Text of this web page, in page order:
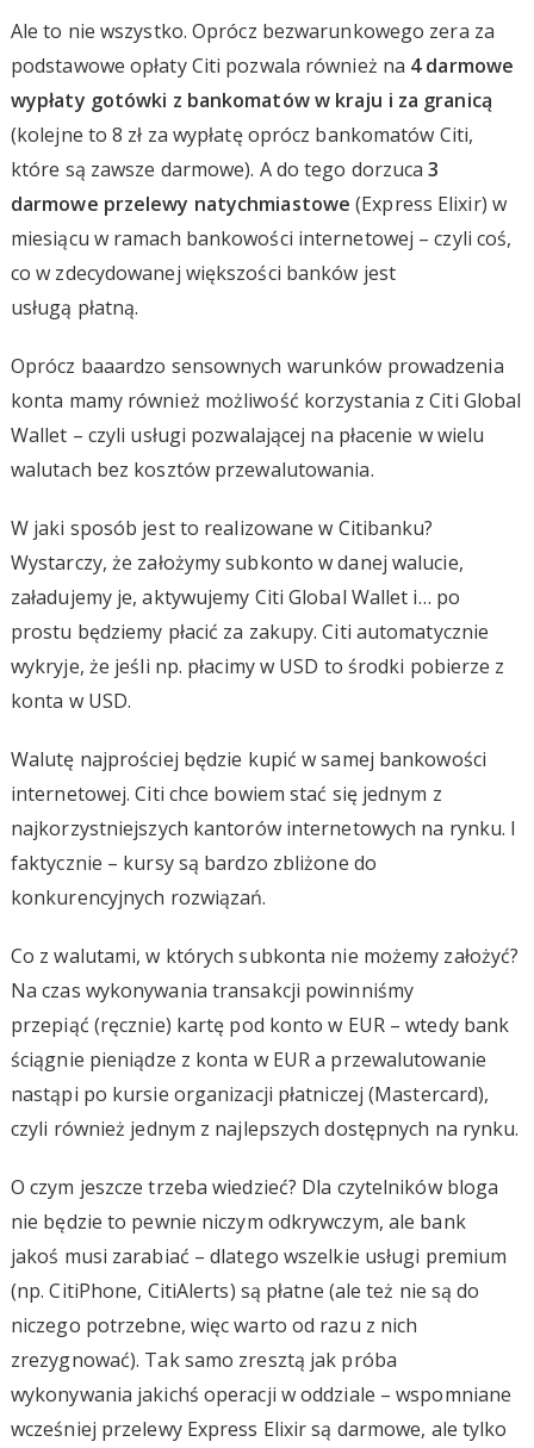
Ale to nie wszystko. Oprócz bezwarunkowego zera za
podstawowe opłaty Citi pozwala również na 4 darmowe
wypłaty gotówki z bankomatów w kraju i za granicą
(kolejne to 8 zł za wypłatę oprócz bankomatów Citi,
które są zawsze darmowe). A do tego dorzuca3
darmowe przelewy natychmiastowe (Express Elixir) w
miesiącu w ramach bankowości internetowej – czyli coś,
co w zdecydowanej większości banków jest
usługą płatną.
Oprócz baaardzo sensownych warunków prowadzenia
konta mamy również możliwość korzystania z Citi Global
Wallet – czyli usługi pozwalającej na płacenie w wielu
walutach bez kosztów przewalutowania.
W jaki sposób jest to realizowane w Citibanku?
Wystarczy, że założymy subkonto w danej walucie,
załadujemy je, aktywujemy Citi Global Wallet i… po
prostu będziemy płacić za zakupy. Citi automatycznie
wykryje, że jeśli np. płacimy w USD to środki pobierze z
konta w USD.
Walutę najprościej będzie kupić w samej bankowości
internetowej. Citi chce bowiem stać się jednym z
najkorzystniejszych kantorów internetowych na rynku. I
faktycznie – kursy są bardzo zbliżone do
konkurencyjnych rozwiązań.
Co z walutami, w których subkonta nie możemy założyć?
Na czas wykonywania transakcji powinniśmy
przepiąć (ręcznie) kartę pod konto w EUR – wtedy bank
ściągnie pieniądze z konta w EUR a przewalutowanie
nastąpi po kursie organizacji płatniczej (Mastercard),
czyli również jednym z najlepszych dostępnych na rynku.
O czym jeszcze trzeba wiedzieć? Dla czytelników bloga
nie będzie to pewnie niczym odkrywczym, ale bank
jakoś musi zarabiać – dlatego wszelkie usługi premium
(np. CitiPhone, CitiAlerts) są płatne (ale też nie są do
niczego potrzebne, więc warto od razu z nich
zrezygnować). Tak samo zresztą jak próba
wykonywania jakichś operacji w oddziale – wspomniane
wcześniej przelewy Express Elixir są darmowe, ale tylko